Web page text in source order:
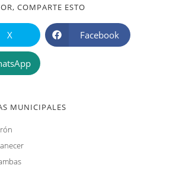
COMPARTE ESTO
X Facebook
MUNICIPALES
abre
en
Se
Se